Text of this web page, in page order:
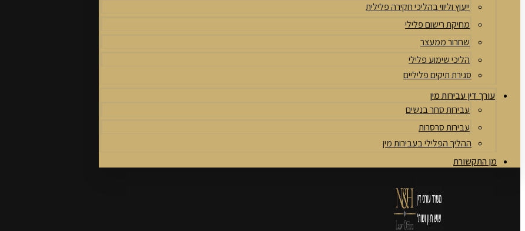
ייעוץ וליווי בהליכי חקירה פלילית
מחיקת רישום פלילי
שחרור ממעצר
הליכי שימוע פלילי
סגירת תיקים פליליים
עורך דין עבירות מין
עבירות סחר בנשים
עבירות סרסרות
ההליך הפלילי בעבירות מין
מן התקשורת